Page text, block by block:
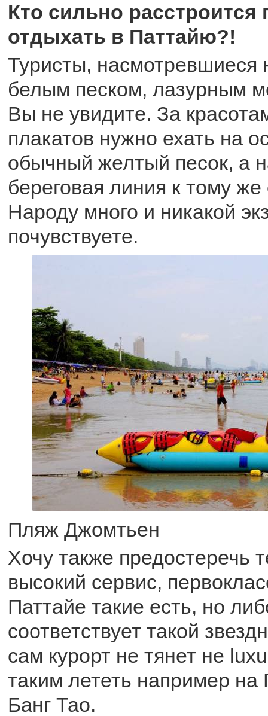
Кто сильно расстроится
отдыхать в Паттайю?!
Туристы, насмотревшиеся
белым песком, лазурным
Вы не увидите. За
плакатов нужно ехать на
обычный желтый песок, а
береговая линия к тому же
Народу много и никакой
почувствуете.
Пляж Джомтьен
Хочу также предостеречь
высокий сервис,
Паттайе такие есть, но
соответствует такой
сам курорт не тянет не
таким лететь например на
Банг Тао.